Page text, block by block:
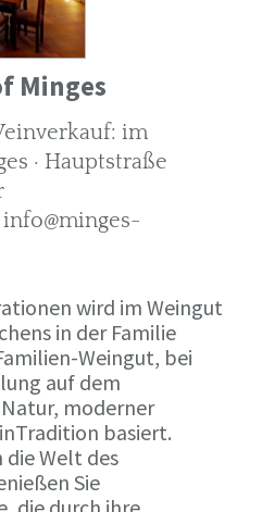
Minges
im
· Hauptstraße
info@minges-
wird im Weingut
in der Familie
Weingut, bei
auf dem
moderner
basiert.
die Welt des
Sie